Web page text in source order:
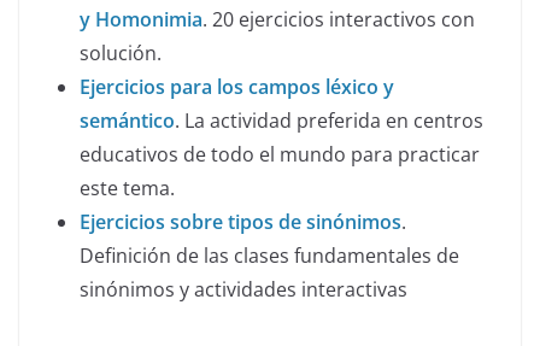
y Homonimia. 20 ejercicios interactivos con
solución.
Ejercicios para los campos léxico y
semántico. La actividad preferida en centros
educativos de todo el mundo para practicar
este tema.
Ejercicios sobre tipos de sinónimos.
Definición de las clases fundamentales de
sinónimos y actividades interactivas